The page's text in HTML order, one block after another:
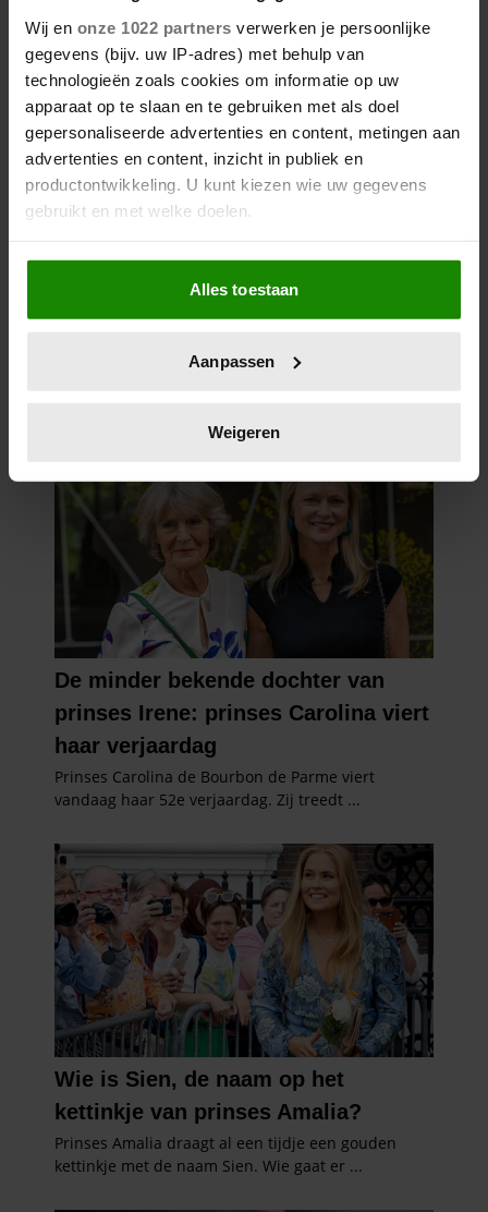
Wij en onze 1022 partners verwerken je persoonlijke
gegevens (bijv. uw IP-adres) met behulp van
technologieën zoals cookies om informatie op uw
apparaat op te slaan en te gebruiken met als doel
gepersonaliseerde advertenties en content, metingen aan
advertenties en content, inzicht in publiek en
productontwikkeling. U kunt kiezen wie uw gegevens
gebruikt en met welke doelen.
Als u het toestaat, willen we ook graag:
Informatie verzamelen over uw geografische
locatie, die tot een paar meter nauwkeurig kan zijn
scannen op specifieke eigenschappen (fingerprinting)
verwerkt en stel uw voorkeuren in het
intrekken in de Cookieverklaring.
We gebruiken cookies om content en advertenties te
personaliseren, om functies voor social media te bieden
en om ons websiteverkeer te analyseren. Ook delen we
informatie over uw gebruik van onze site met onze
partners voor social media, adverteren en analyse. Deze
partners kunnen deze gegevens combineren met andere
informatie die u aan ze heeft verstrekt of die ze hebben
verzameld op basis van uw gebruik van hun services. U
gaat akkoord met onze cookies als u onze website blijft
gebruiken.
Alles toestaan
Aanpassen
Weigeren
12 juni 2026
BIJZONDER: PRINSES BEATRIX
VERDWENEN WIEG TERUG